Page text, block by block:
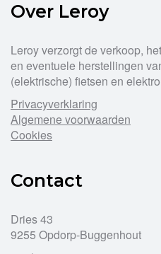
Over Leroy
Leroy verzorgt de verkoop,
en eventuele herstellingen
(elektrische) fietsen en
Privacyverklaring
Algemene voorwaarden
Cookies
Contact
Dries 43
9255 Opdorp-Buggenhout